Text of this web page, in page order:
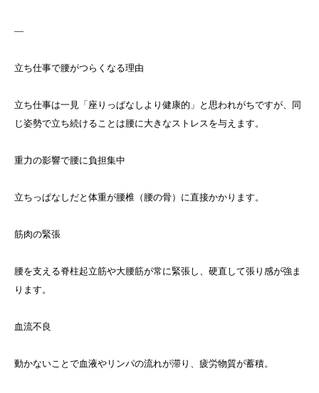
—
立ち仕事で腰がつらくなる理由
立ち仕事は一見「座りっぱなしより健康的」と思われがちですが、同
じ姿勢で立ち続けることは腰に大きなストレスを与えます。
重力の影響で腰に負担集中
立ちっぱなしだと体重が腰椎（腰の骨）に直接かかります。
筋肉の緊張
腰を支える脊柱起立筋や大腰筋が常に緊張し、硬直して張り感が強ま
ります。
血流不良
動かないことで血液やリンパの流れが滞り、疲労物質が蓄積。